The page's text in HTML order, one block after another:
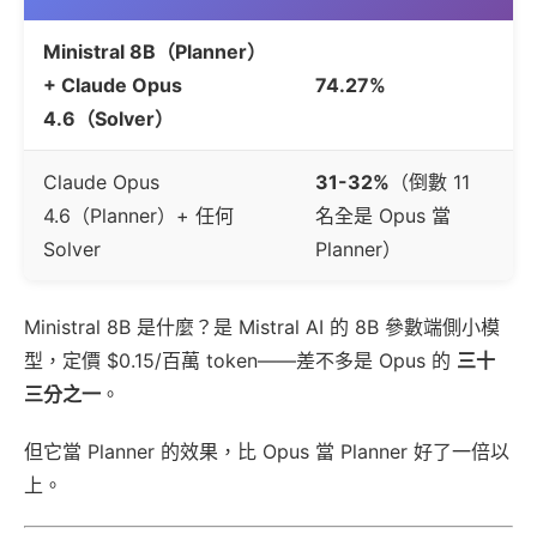
Ministral 8B（Planner）
+ Claude Opus
4.6（Solver）
74.27%
Claude Opus
4.6（Planner）+ 任何
Solver
31-32% （倒數 11
名全是 Opus 當
Planner）
Ministral 8B 是什麼？是 Mistral AI 的 8B 參數端側小模
型，定價 $0.15/百萬 token——差不多是 Opus 的 三十
三分之一 。
但它當 Planner 的效果，比 Opus 當 Planner 好了一倍以
上。